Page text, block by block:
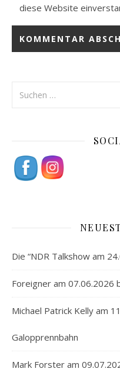
diese Website
Die “NDR Talkshow am
Foreigner am 07.06.2026
Michael Patrick Kelly am
Galopprennbahn
Mark Forster am